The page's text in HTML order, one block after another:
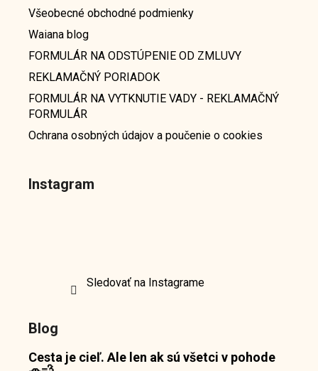
Všeobecné obchodné podmienky
Waiana blog
FORMULÁR NA ODSTÚPENIE OD ZMLUVY
REKLAMAČNÝ PORIADOK
FORMULÁR NA VYTKNUTIE VADY - REKLAMAČNÝ
FORMULÁR
Ochrana osobných údajov a poučenie o cookies
Instagram
Sledovať na Instagrame
Blog
Cesta je cieľ. Ale len ak sú všetci v pohode